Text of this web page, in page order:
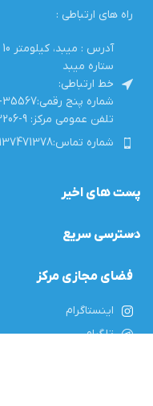
راه های ارتباطی :
ستاره میبد
خط ارتباطی:
شماره پنج رقمی:35567-035
تلفن عمومی مرکز: 9-32373206-035
شماره تماس:09137471378
پست های اخیر
دسترسی سریع
فضای مجازی مرکز
اینستاگرام
تلگرام